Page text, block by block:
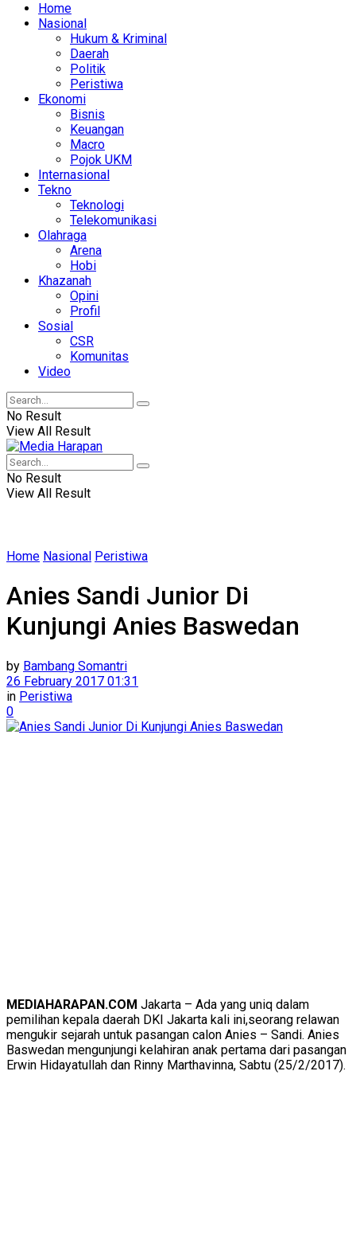
Home
Nasional
Hukum & Kriminal
Daerah
Politik
Peristiwa
Ekonomi
Bisnis
Keuangan
Macro
Pojok UKM
Internasional
Tekno
Teknologi
Telekomunikasi
Olahraga
Arena
Hobi
Khazanah
Opini
Profil
Sosial
CSR
Komunitas
Video
No Result
View All Result
No Result
View All Result
Home Nasional Peristiwa
Anies Sandi Junior Di
Kunjungi Anies Baswedan
by Bambang Somantri
26 February 2017 01:31
in Peristiwa
0
MEDIAHARAPAN.COM Jakarta – Ada yang uniq dalam
pemilihan kepala daerah DKI Jakarta kali ini,seorang relawan
mengukir sejarah untuk pasangan calon Anies – Sandi. Anies
Baswedan mengunjungi kelahiran anak pertama dari pasangan
Erwin Hidayatullah dan Rinny Marthavinna, Sabtu (25/2/2017).